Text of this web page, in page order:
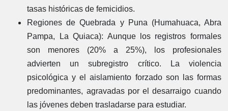
tasas históricas de femicidios.
Regiones de Quebrada y Puna (Humahuaca, Abra
Pampa, La Quiaca): Aunque los registros formales
son menores (20% a 25%), los profesionales
advierten un subregistro crítico. La violencia
psicológica y el aislamiento forzado son las formas
predominantes, agravadas por el desarraigo cuando
las jóvenes deben trasladarse para estudiar.